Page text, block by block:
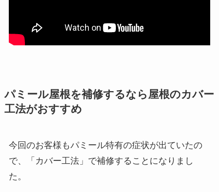
パミール屋根を補修するなら屋根のカバー
工法がおすすめ
今回のお客様もパミール特有の症状が出ていたの
で、「カバー工法」で補修することになりまし
た。